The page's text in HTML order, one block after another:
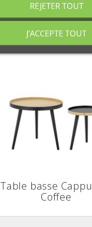
Table basse
Coffee
REJETER TOUT
J'ACCEPTE TOUT